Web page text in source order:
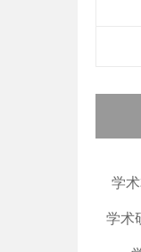
学
学术